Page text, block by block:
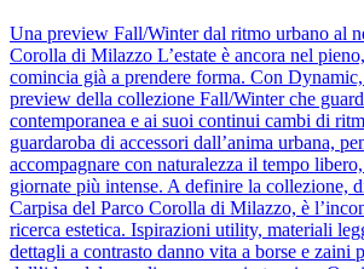
Una preview Fall/Winter dal ritmo urbano al
Corolla di Milazzo L’estate è ancora nel
comincia già a prendere forma. Con Dynamic,
preview della collezione Fall/Winter che
contemporanea e ai suoi continui cambi di
guardaroba di accessori dall’anima urbana,
accompagnare con naturalezza il tempo
giornate più intense. A definire la collezione,
Carpisa del Parco Corolla di Milazzo, è
ricerca estetica. Ispirazioni utility, materiali
dettagli a contrasto danno vita a borse e zaini